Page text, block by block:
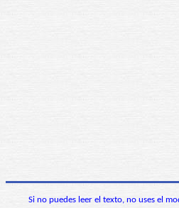
Si no puedes leer el texto, no uses el